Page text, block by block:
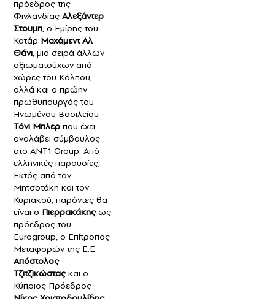
πρόεδρος της
Φινλανδίας Αλεξάντερ
Στουμπ, ο Εμίρης του
Κατάρ Μοχάμεντ Αλ
Θάνι, μια σειρά άλλων
αξιωματούχων από
χώρες του Κόλπου,
αλλά και ο πρώην
πρωθυπουργός του
Ηνωμένου Βασιλείου
Τόνι Μπλερ που έχει
αναλάβει σύμβουλος
στο ΑΝΤ1 Group. Από
ελληνικές παρουσίες,
Εκτός από τον
Μητσοτάκη και τον
Κυριακού, παρόντες θα
είναι ο Πιερρακάκηςως
πρόεδρος του
Εurogroup, ο Επίτροπος
Μεταφορών της Ε.Ε.
Απόστολος
Τζιτζικώσταςκαι ο
Κύπριος Πρόεδρος